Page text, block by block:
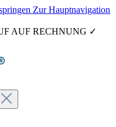
Zur Hauptnavigation
AUF RECHNUNG ✓